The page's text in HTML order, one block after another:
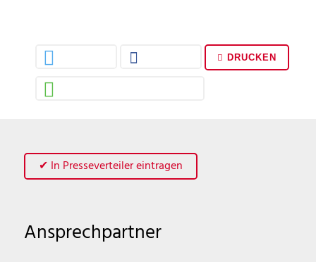
DRUCKEN
✔ In Presseverteiler eintragen
Ansprechpartner